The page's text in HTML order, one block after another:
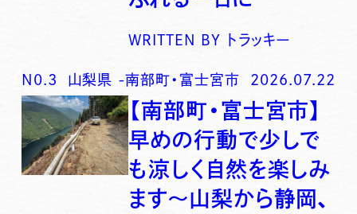
WRITTEN BY トラッキー
N0. 3 山梨県 -南部町・富士宮市 2026.07.22
【南部町・富士宮市】
早めの行動で少しで
も涼しく自然を楽しみ
ます〜山梨から静岡、